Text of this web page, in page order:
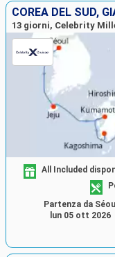
COREA DEL SUD,
13 giorni, Celebrity
All Included
Partenza da Séoul
lun 05 ott 2026